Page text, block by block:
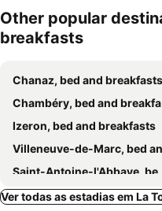
Other popular
breakfasts
Chanaz, bed and breakfasts
Chambéry, bed and breakfasts
Izeron, bed and breakfasts
Villeneuve-de-Marc, bed and breakfasts
Saint-Antoine-l'Abbaye, bed and breakfasts
Saint-Pierre-de-Curtille, bed and breakfasts
Ver todas as estadias em La